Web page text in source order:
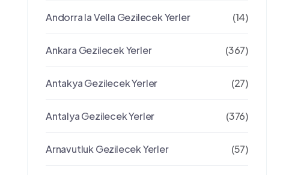
Andorra la Vella Gezilecek Yerler (14)
Ankara Gezilecek Yerler (367)
Antakya Gezilecek Yerler (27)
Antalya Gezilecek Yerler (376)
Arnavutluk Gezilecek Yerler (57)